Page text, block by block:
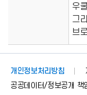
우
그
브
개인정보처리방침
공공데이터/정보공개 책